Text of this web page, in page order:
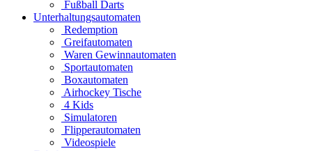
Fußball Darts
Unterhaltungsautomaten
Redemption
Greifautomaten
Waren Gewinnautomaten
Sportautomaten
Boxautomaten
Airhockey Tische
4 Kids
Simulatoren
Flipperautomaten
Videospiele